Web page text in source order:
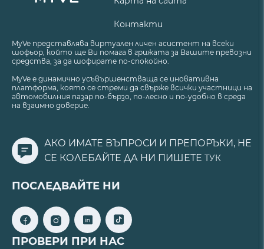
Контакти
MyVe представлява виртуален личен асистент на всеки
шофьор, който ще Ви помага в грижата за Вашите превозни
средства, за да шофирате по-спокойно.
MyVe е динамично усъвършенстваща се иновативна
платформа, която се стреми да свърже всички участници на
автомобилния пазар по-бързо, по-лесно и по-удобно в среда
на взаимно доверие.
АКО ИМАТЕ ВЪПРОСИ И ПРЕПОРЪКИ, НЕ
СЕ КОЛЕБАЙТЕ ДА НИ ПИШЕТЕ ТУК
ПОСЛЕДВАЙТЕ НИ
ПРОВЕРИ ПРИ НАС